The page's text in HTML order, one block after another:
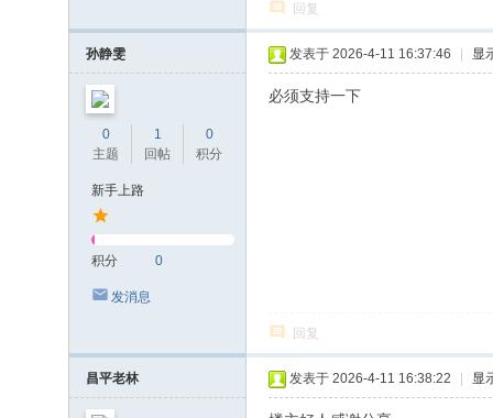
回复
孙静雯
0
主题
1
回帖
0
积分
新手上路
积分 0
发消息
发表于 2026-4-11 16:37:46 显
必须支持一下
回复
昌平老林 发表于 2026-4-11 16:38:22 显